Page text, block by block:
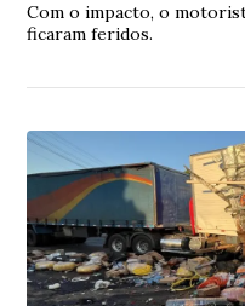
Com o impacto, o
ficaram feridos.